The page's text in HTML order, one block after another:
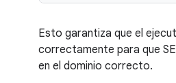
Esto garantiza que el
correctamente para que
en el dominio correcto.